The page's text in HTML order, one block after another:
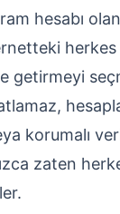
hesabı
herkes
getirmeyi
korumalı
zaten